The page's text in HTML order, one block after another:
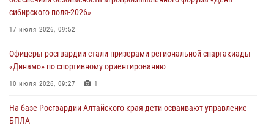
Сотрудники Росгвардии провели встречу с юными пограничниками
03 июля 2026, 04:03
Управление Росгвардии по Алтайскому краю провело для детей
02 июля 2026, 00:55
сибирского поля-2026»
17 июля 2026, 09:52
Офицеры росгвардии стали призерами региональной спартакиады
«Динамо» по спортивному ориентированию
10 июля 2026, 09:27 1
На базе Росгвардии Алтайского края дети осваивают управление
БПЛА